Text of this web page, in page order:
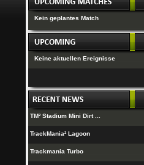
Kein geplantes Match
Keine aktuellen Ereignisse
TM² Stadium Mini Dirt ...
TrackMania² Lagoon
Trackmania Turbo